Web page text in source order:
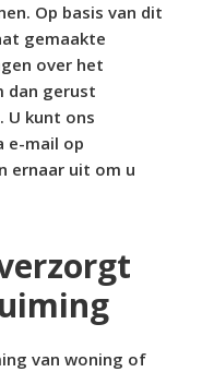
Op basis van dit
gemaakte
over het
dan gerust
U kunt ons
e-mail op
ernaar uit om u
van woning of